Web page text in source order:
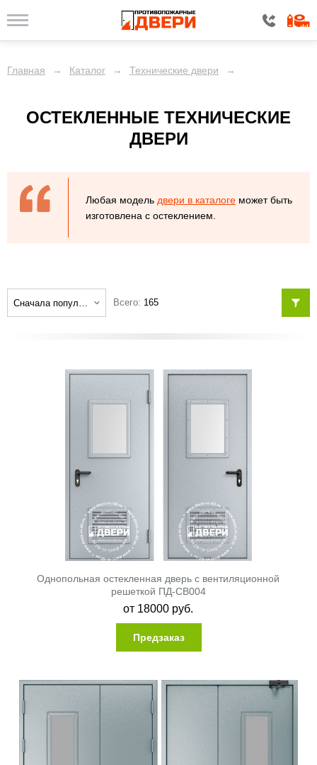
Главная → Каталог → Технические двери →
ОСТЕКЛЕННЫЕ ТЕХНИЧЕСКИЕ
ДВЕРИ
Любая модель двери в каталоге может быть
изготовлена с остеклением.
Всего: 165
ОТДЕЛКА
ДОПОЛНИТЕЛЬНО
Однопольная остекленная дверь с вентиляционной
решеткой ПД-СВ004
от 18000 руб.
Предзаказ